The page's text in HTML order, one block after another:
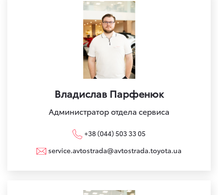
Владислав Парфенюк
Администратор отдела сервиса
+38 (044) 503 33 05
service.avtostrada@avtostrada.toyota.ua